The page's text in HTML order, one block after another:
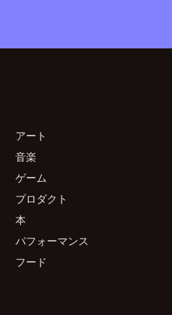
アート
音楽
ゲーム
プロダクト
本
パフォーマンス
フード